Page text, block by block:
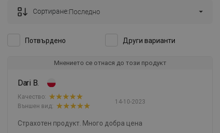
Потвърдено Други варианти
Сортиране:Последно
Мнението се отнася до този продукт
Dari B.
14-10-2023
Качество:
Външен вид:
Страхотен продукт. Много добра цена